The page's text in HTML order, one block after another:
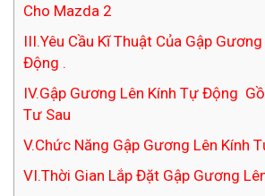
Cho Mazda 2
III.Yêu Cầu Kĩ Thuật Của Gập
Động .
IV.Gập Gương Lên Kính Tự Động
Tư Sau
V.Chức Năng Gập Gương Lên Kính
VI.Thời Gian Lắp Đặt Gập Gương